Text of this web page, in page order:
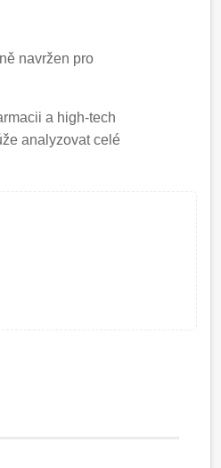
navržen pro
a high-tech
analyzovat celé